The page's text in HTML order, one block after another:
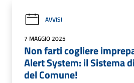
AVVISI
7 MAGGIO 2025
Non farti cogliere
Alert System: il Sistema
del Comune!